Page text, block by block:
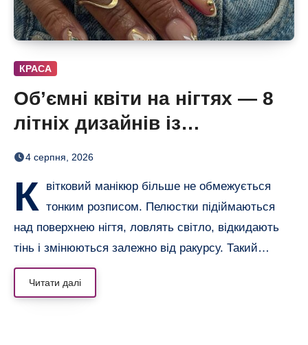
КРАСА
Об’ємні квіти на нігтях — 8
літніх дизайнів із
неймовірним 3D-ефектом
4 серпня, 2026
К
вітковий манікюр більше не обмежується
тонким розписом. Пелюстки підіймаються
над поверхнею нігтя, ловлять світло, відкидають
тінь і змінюються залежно від ракурсу. Такий…
Читати далі